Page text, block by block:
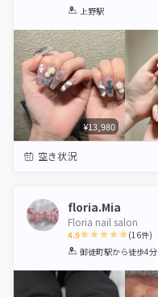
1 2 3 4
上野駅
¥13,980
空き状況
floria.Mia
Floria nail salon
4.9
1 2 3 4 5
(16件)
御徒町駅から徒歩4分